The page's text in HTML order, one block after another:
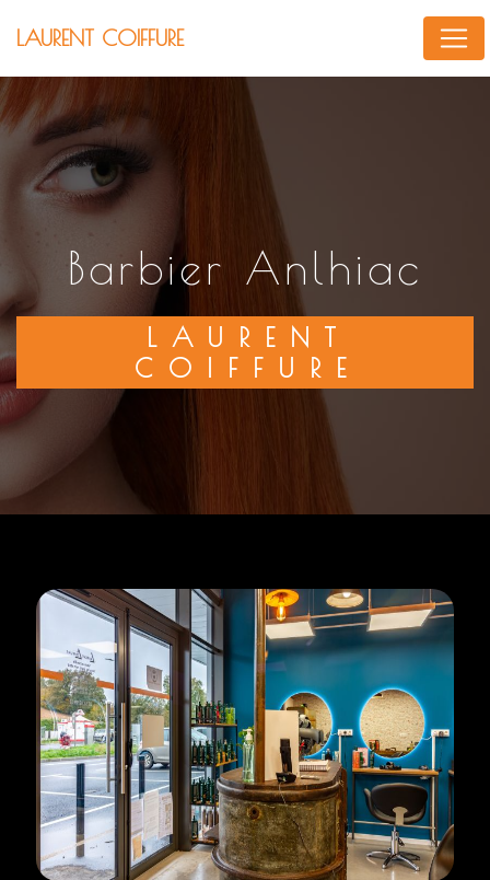
LAURENT COIFFURE
barbier Anlhiac
LAURENT
COIFFURE